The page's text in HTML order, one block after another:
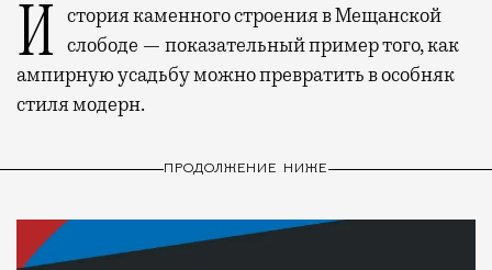
История каменного строения в Мещанской слободе — показательный пример того, как
ампирную усадьбу можно превратить в особняк
стиля модерн.
ПРОДОЛЖЕНИЕ НИЖЕ